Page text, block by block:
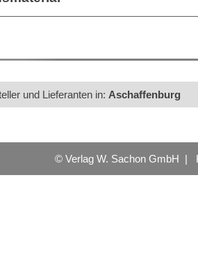
und Lieferanten in: Aschaffenburg
© Verlag W. Sachon GmbH |